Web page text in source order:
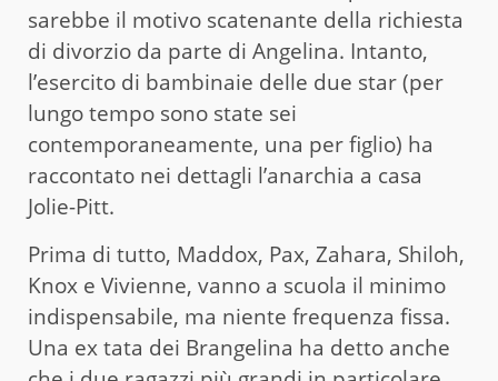
sarebbe il motivo scatenante della richiesta
di divorzio da parte di Angelina. Intanto,
l’esercito di bambinaie delle due star (per
lungo tempo sono state sei
contemporaneamente, una per figlio) ha
raccontato nei dettagli l’anarchia a casa
Jolie-Pitt.
Prima di tutto, Maddox, Pax, Zahara, Shiloh,
Knox e Vivienne, vanno a scuola il minimo
indispensabile, ma niente frequenza fissa.
Una ex tata dei Brangelina ha detto anche